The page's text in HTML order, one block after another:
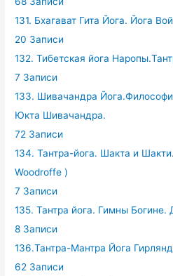
131. Бхагават Гита Йога. Йога
20 Записи
132. Тибетская йога
7 Записи
133. Шивачандра
Юкта Шивачандра.
72 Записи
134. Тантра-йога. Шакта и
Woodroffe )
7 Записи
135. Тантра йога. Гимны
8 Записи
136.Тантра-Мантра Йога
62 Записи